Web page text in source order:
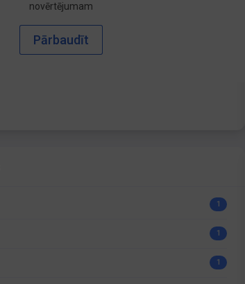
novērtējumam
Pārbaudīt
1
1
1